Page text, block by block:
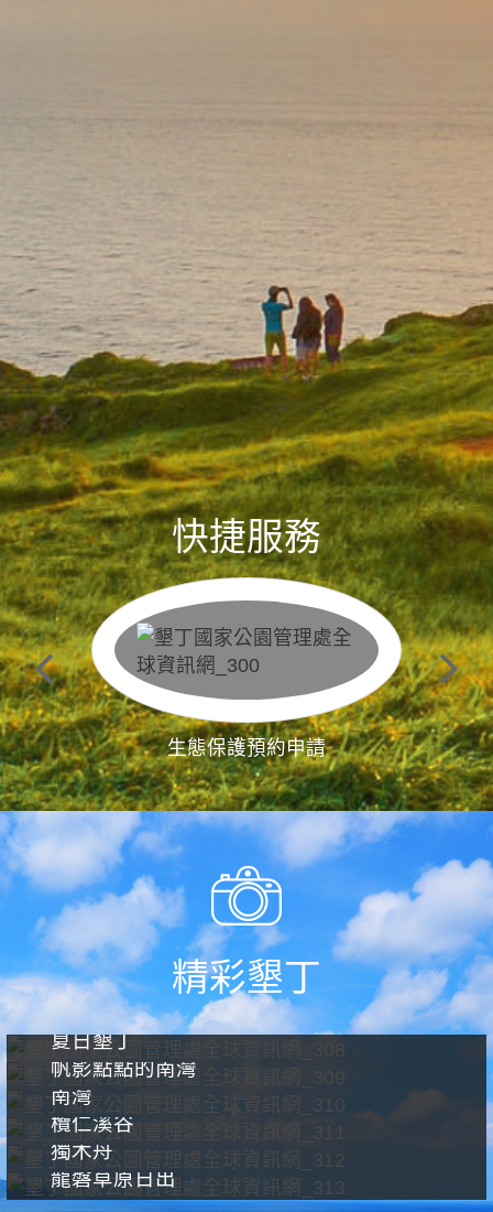
快捷服務
生態保護預約申請
精彩墾丁
夏日墾丁
帆影點點的南灣
南灣
欖仁溪谷
獨木舟
龍磐草原日出